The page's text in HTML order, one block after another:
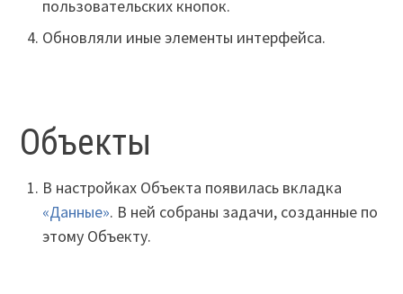
пользовательских кнопок.
Обновляли иные элементы интерфейса.
Объекты
В настройках Объекта появилась вкладка
«Данные». В ней собраны задачи, созданные по
этому Объекту.